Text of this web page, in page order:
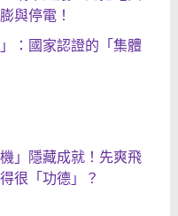
與停電！
：國家認證的「集體
」隱藏成就！先爽飛
很「功德」？